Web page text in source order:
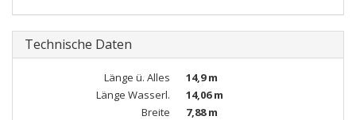
Technische Daten
Länge ü. Alles
14,9 m
Länge Wasserl.
14,06 m
Breite
7,88 m